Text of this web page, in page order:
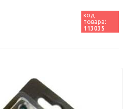
код
товара:
113035